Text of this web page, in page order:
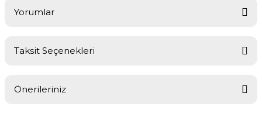
Yorumlar
Taksit Seçenekleri
Önerileriniz